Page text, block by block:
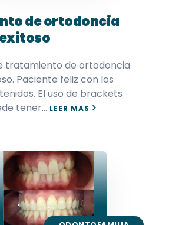
de ortodoncia
tratamiento de ortodoncia
Paciente feliz con los
El uso de brackets
tener… LEER MAS